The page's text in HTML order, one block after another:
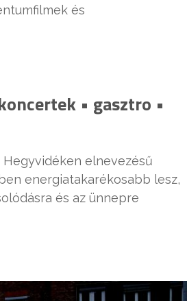
és
• gasztro •
elnevezésű
energiatakarékosabb lesz,
és az ünnepre